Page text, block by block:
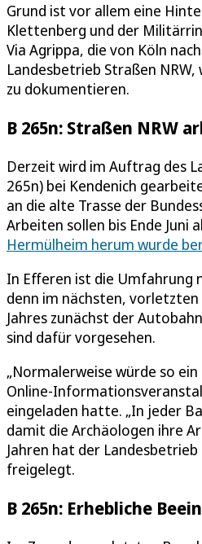
Grund ist vor allem eine
Klettenberg und der
Via Agrippa, die von Köln
Landesbetrieb Straßen
zu dokumentieren.
B 265n: Straßen NRW
Derzeit wird im Auftrag des
265n) bei Kendenich
an die alte Trasse der
Arbeiten sollen bis Ende Juni
Hermülheim herum wurde
In Efferen ist die Umfahrung
denn im nächsten,
Jahres zunächst der
sind dafür vorgesehen.
„Normalerweise würde so
Online-
eingeladen hatte. „In jeder
damit die Archäologen ihre
Jahren hat der
freigelegt.
B 265n: Erhebliche